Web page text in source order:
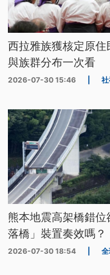
西拉雅族獲核定原住
與族群分布一次看
2026-07-30 15:46
熊本地震高架橋錯
落橋」裝置奏效嗎？
2026-07-30 18:54